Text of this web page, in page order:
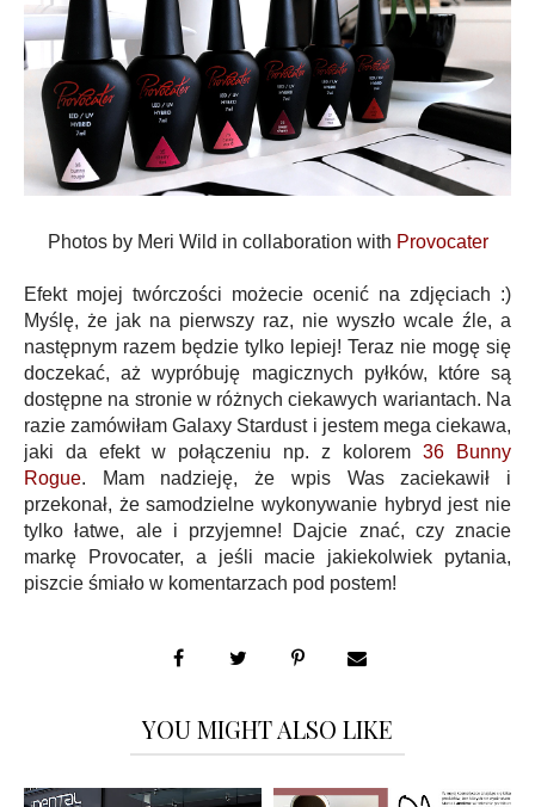
Photos by Meri Wild in collaboration with Provocater
Efekt mojej twórczości możecie ocenić na zdjęciach :)
Myślę, że jak na pierwszy raz, nie wyszło wcale źle, a
następnym razem będzie tylko lepiej! Teraz nie mogę się
doczekać, aż wypróbuję magicznych pyłków, które są
dostępne na stronie w różnych ciekawych wariantach. Na
razie zamówiłam Galaxy Stardust i jestem mega ciekawa,
jaki da efekt w połączeniu np. z kolorem 36 Bunny
Rogue. Mam nadzieję, że wpis Was zaciekawił i
przekonał, że samodzielne wykonywanie hybryd jest nie
tylko łatwe, ale i przyjemne! Dajcie znać, czy znacie
markę Provocater, a jeśli macie jakiekolwiek pytania,
piszcie śmiało w komentarzach pod postem!
YOU MIGHT ALSO LIKE